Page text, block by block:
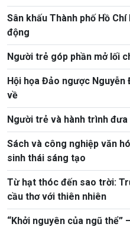
Sân khấu Thành phố Hồ
động
Người trẻ góp phần mở lối
Hội họa Đảo ngược
về
Người trẻ và hành trình
Sách và công nghiệp văn
sinh thái sáng tạo
Từ hạt thóc đến sao trời:
cầu thơ với thiên nhiên
“Khởi nguyên của ngũ